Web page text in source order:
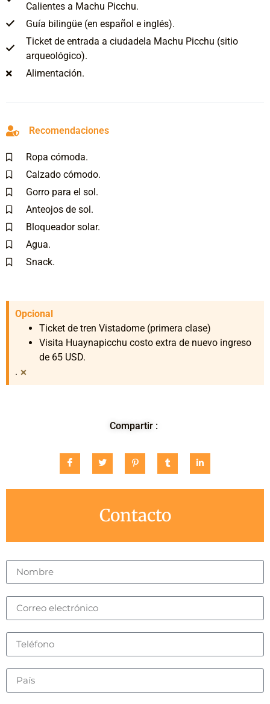
Calientes a Machu Picchu.
Guía bilingüe (en español e inglés).
Ticket de entrada a ciudadela Machu Picchu (sitio
arqueológico).
Alimentación.
Recomendaciones
Ropa cómoda.
Calzado cómodo.
Gorro para el sol.
Anteojos de sol.
Bloqueador solar.
Agua.
Snack.
Opcional
Ticket de tren Vistadome (primera clase)
Visita Huaynapicchu costo extra de nuevo ingreso
de 65 USD.
. ×
Compartir :
Contacto